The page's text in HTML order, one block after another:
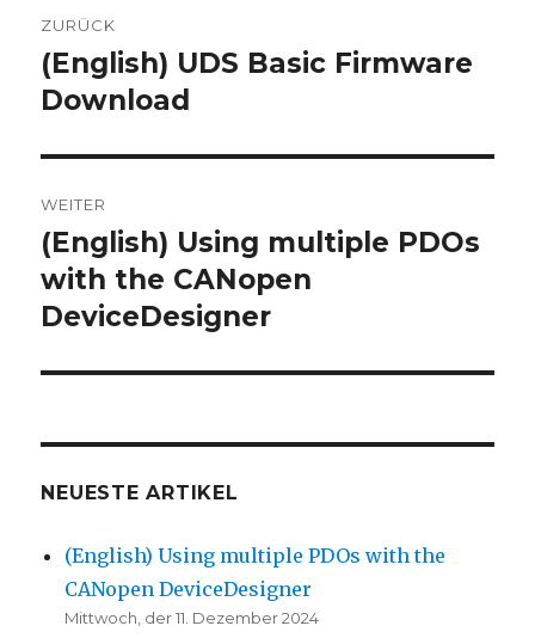
ZURÜCK
Vorheriger
Beitrag:
(English) UDS Basic Firmware
Download
WEITER
Nächster
Beitrag:
(English) Using multiple PDOs
with the CANopen
DeviceDesigner
NEUESTE ARTIKEL
(English) Using multiple PDOs with the
CANopen DeviceDesigner
Mittwoch, der 11. Dezember 2024